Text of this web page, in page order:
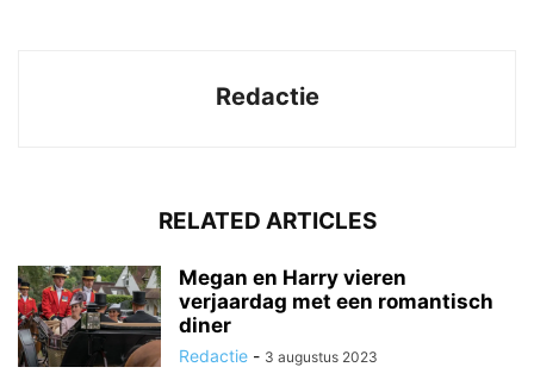
Redactie
RELATED ARTICLES
Megan en Harry vieren
verjaardag met een romantisch
diner
Redactie - 3 augustus 2023